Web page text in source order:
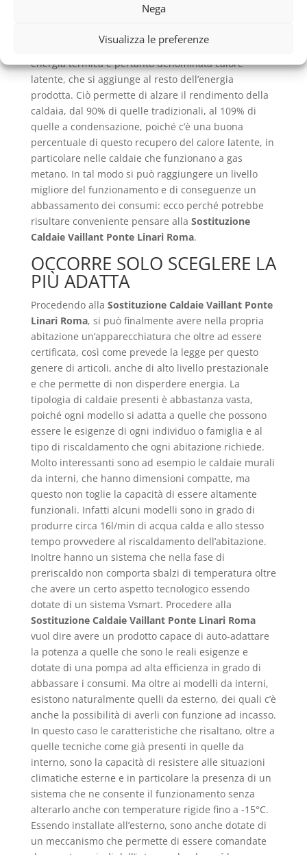
Nega
Visualizza le preferenze
scambiatore, vengono invece raffreddati, così che
non avvenga il passaggio al vapore acqueo,
riuscendo a formare una condensa che diviene
energia termica e pertanto denominata calore
latente, che si aggiunge al resto dell’energia
prodotta. Ciò permette di alzare il rendimento della
caldaia, dal 90% di quelle tradizionali, al 109% di
quelle a condensazione, poiché c’è una buona
percentuale di questo recupero del calore latente, in
particolare nelle caldaie che funzionano a gas
metano. In tal modo si può raggiungere un livello
migliore del funzionamento e di conseguenze un
abbassamento dei consumi: ecco perché potrebbe
risultare conveniente pensare alla Sostituzione
Caldaie Vaillant Ponte Linari Roma.
OCCORRE SOLO SCEGLERE LA
PIÙ ADATTA
Procedendo alla Sostituzione Caldaie Vaillant Ponte
Linari Roma, si può finalmente avere nella propria
abitazione un’apparecchiatura che oltre ad essere
certificata, così come prevede la legge per questo
genere di articoli, anche di alto livello prestazionale
e che permette di non disperdere energia. La
tipologia di caldaie presenti è abbastanza vasta,
poiché ogni modello si adatta a quelle che possono
essere le esigenze di ogni individuo o famiglia e al
tipo di riscaldamento che ogni abitazione richiede.
Molto interessanti sono ad esempio le caldaie murali
da interni, che hanno dimensioni compatte, ma
questo non toglie la capacità di essere altamente
funzionali. Infatti alcuni modelli sono in grado di
produrre circa 16l/min di acqua calda e allo stesso
tempo provvedere al riscaldamento dell’abitazione.
Inoltre hanno un sistema che nella fase di
preriscaldo non comporta sbalzi di temperatura oltre
che avere un certo aspetto tecnologico essendo
dotate di un sistema Vsmart. Procedere alla
Sostituzione Caldaie Vaillant Ponte Linari Roma
vuol dire avere un prodotto capace di auto-adattare
la potenza a quelle che sono le reali esigenze e
dotate di una pompa ad alta efficienza in grado di
abbassare i consumi. Ma oltre ai modelli da interni,
esistono naturalmente quelli da esterno, dei quali c’è
anche la possibilità di averli con funzione ad incasso.
In questo caso le caratteristiche che risaltano, oltre a
quelle tecniche come già presenti in quelle da
interno, sono la capacità di resistere alle situazioni
climatiche esterne e in particolare la presenza di un
sistema che ne consente il funzionamento senza
alterarlo anche con temperature rigide fino a -15°C.
Essendo installate all’esterno, sono anche dotate di
un meccanismo che permette di essere comandate